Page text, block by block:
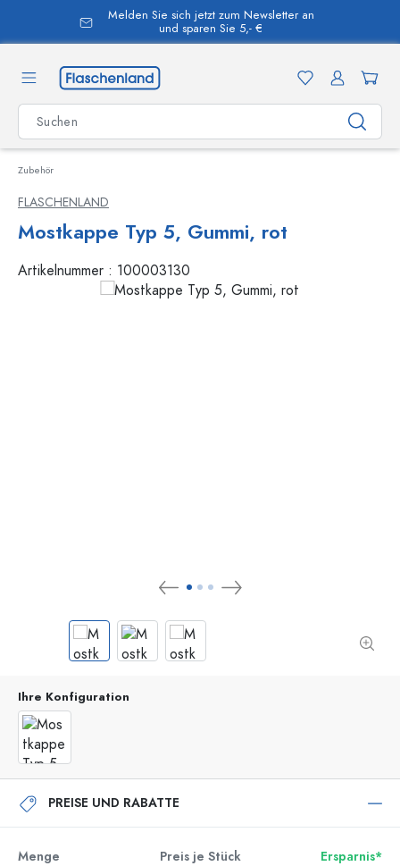
springen
Melden Sie sich jetzt zum Newsletter an
und sparen Sie 5,- €
Zubehör
FLASCHENLAND
Mostkappe Typ 5, Gummi, rot
Artikelnummer : 100003130
Ihre Konfiguration
PREISE UND RABATTE
Menge Preis je Stück
Ersparnis*